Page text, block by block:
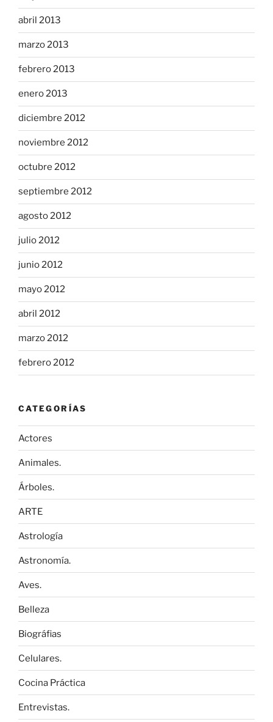
abril 2013
marzo 2013
febrero 2013
enero 2013
diciembre 2012
noviembre 2012
octubre 2012
septiembre 2012
agosto 2012
julio 2012
junio 2012
mayo 2012
abril 2012
marzo 2012
febrero 2012
CATEGORÍAS
Actores
Animales.
Árboles.
ARTE
Astrología
Astronomía.
Aves.
Belleza
Biográfias
Celulares.
Cocina Práctica
Entrevistas.